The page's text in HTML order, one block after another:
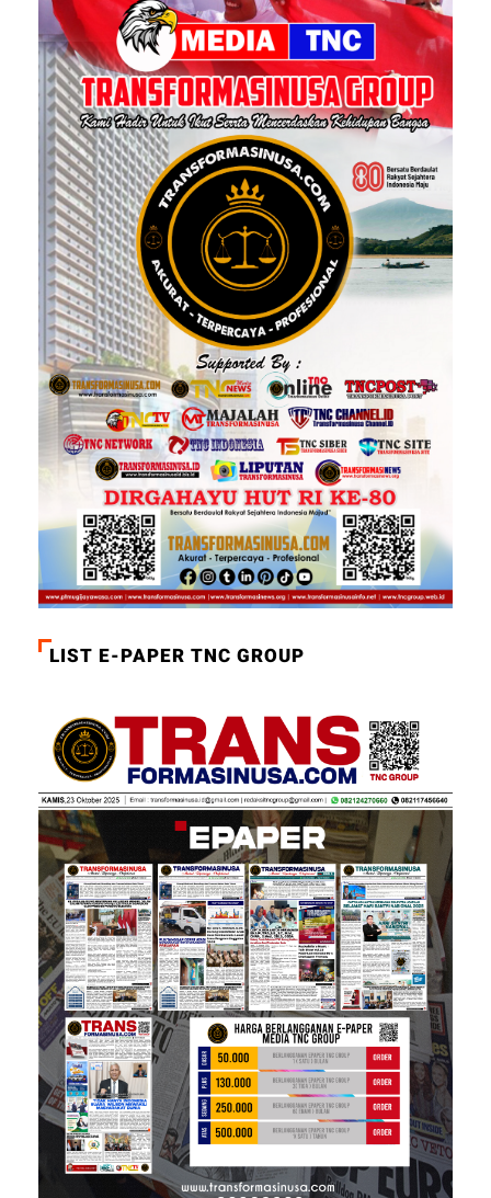
LIST E-PAPER TNC GROUP